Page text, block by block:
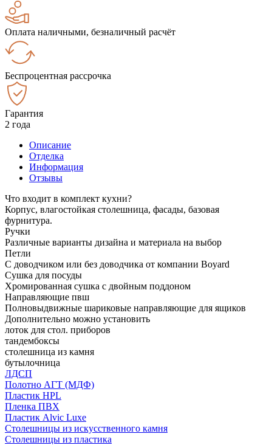
Оплата наличными, безналичный расчёт
Беспроцентная рассрочка
Гарантия
2 года
Описание
Отделка
Информация
Отзывы
Что входит в комплект кухни?
Корпус, влагостойкая столешница, фасады, базовая
фурнитура.
Ручки
Различные варианты дизайна и материала на выбор
Петли
С доводчиком или без доводчика от компании Boyard
Сушка для посуды
Хромированная сушка с двойным поддоном
Направляющие пвш
Полновыдвижные шариковые направляющие для ящиков
Дополнительно можно установить
лоток для стол. приборов
тандембоксы
столешница из камня
бутылочница
ЛДСП
Полотно АГТ (МДФ)
Пластик HPL
Пленка ПВХ
Пластик Alvic Luxe
Столешницы из искусственного камня
Столешницы из пластика